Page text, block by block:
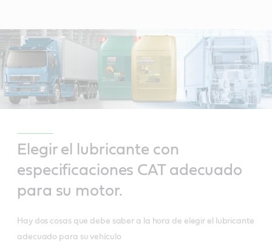
Elegir el lubricante con
especificaciones CAT adecuado
para su motor.
Hay dos cosas que debe saber a la hora de elegir el lubricante
adecuado para su vehículo